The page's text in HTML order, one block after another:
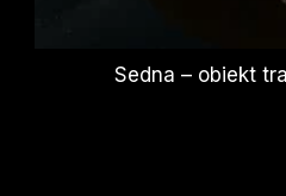
Sedna – obiekt